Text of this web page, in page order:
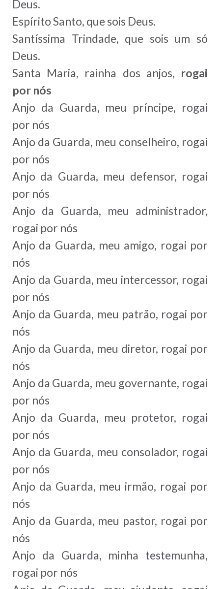
Deus.
Espírito Santo, que sois Deus.
Santíssima Trindade, que sois um só
Deus.
Santa Maria, rainha dos anjos, rogai
por nós
Anjo da Guarda, meu príncipe, rogai
por nós
Anjo da Guarda, meu conselheiro, rogai
por nós
Anjo da Guarda, meu defensor, rogai
por nós
Anjo da Guarda, meu administrador,
rogai por nós
Anjo da Guarda, meu amigo, rogai por
nós
Anjo da Guarda, meu intercessor, rogai
por nós
Anjo da Guarda, meu patrão, rogai por
nós
Anjo da Guarda, meu diretor, rogai por
nós
Anjo da Guarda, meu governante, rogai
por nós
Anjo da Guarda, meu protetor, rogai
por nós
Anjo da Guarda, meu consolador, rogai
por nós
Anjo da Guarda, meu irmão, rogai por
nós
Anjo da Guarda, meu pastor, rogai por
nós
Anjo da Guarda, minha testemunha,
rogai por nós